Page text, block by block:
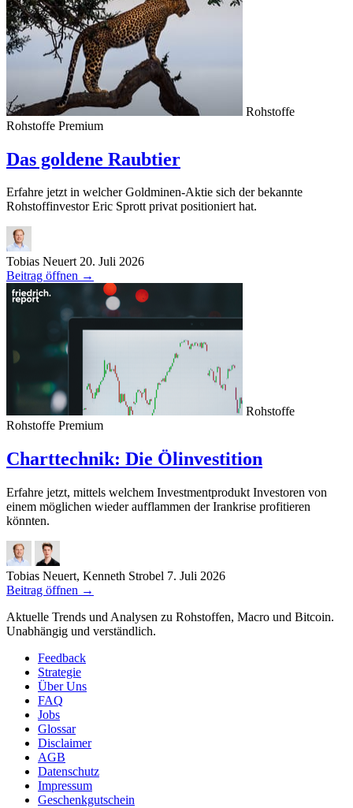
Rohstoffe
Rohstoffe Premium
Das goldene Raubtier
Erfahre jetzt in welcher Goldminen-Aktie sich der bekannte
Rohstoffinvestor Eric Sprott privat positioniert hat.
Tobias Neuert 20. Juli 2026
Beitrag öffnen →
Rohstoffe
Rohstoffe Premium
Charttechnik: Die Ölinvestition
Erfahre jetzt, mittels welchem Investmentprodukt Investoren von
einem möglichen wieder aufflammen der Irankrise profitieren
könnten.
Tobias Neuert, Kenneth Strobel 7. Juli 2026
Beitrag öffnen →
Aktuelle Trends und Analysen zu Rohstoffen, Macro und Bitcoin.
Unabhängig und verständlich.
Feedback
Strategie
Über Uns
FAQ
Jobs
Glossar
Disclaimer
AGB
Datenschutz
Impressum
Geschenkgutschein